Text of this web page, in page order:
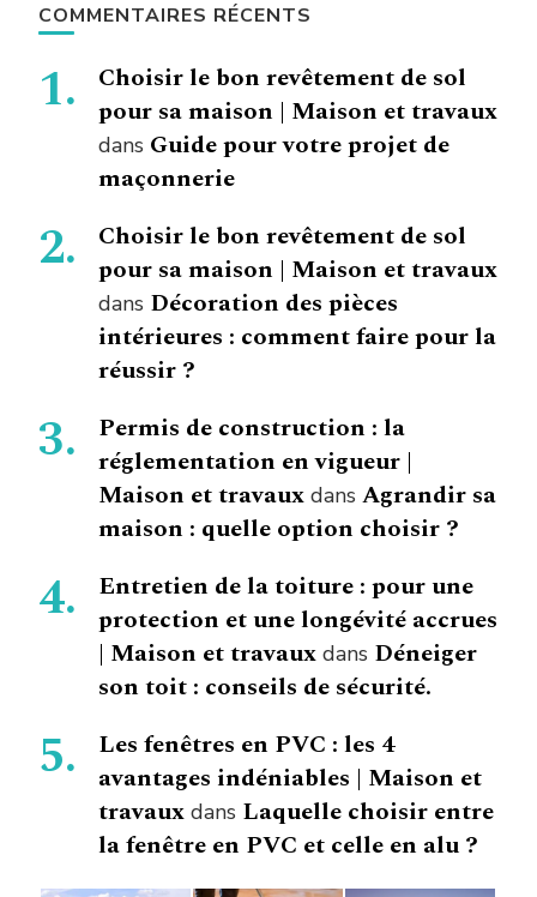
COMMENTAIRES RÉCENTS
Choisir le bon revêtement de sol
pour sa maison | Maison et travaux
dans Guide pour votre projet de
maçonnerie
Choisir le bon revêtement de sol
pour sa maison | Maison et travaux
dans Décoration des pièces
intérieures : comment faire pour la
réussir ?
Permis de construction : la
réglementation en vigueur |
Maison et travaux dans Agrandir sa
maison : quelle option choisir ?
Entretien de la toiture : pour une
protection et une longévité accrues
| Maison et travaux dans Déneiger
son toit : conseils de sécurité.
Les fenêtres en PVC : les 4
avantages indéniables | Maison et
travaux dans Laquelle choisir entre
la fenêtre en PVC et celle en alu ?